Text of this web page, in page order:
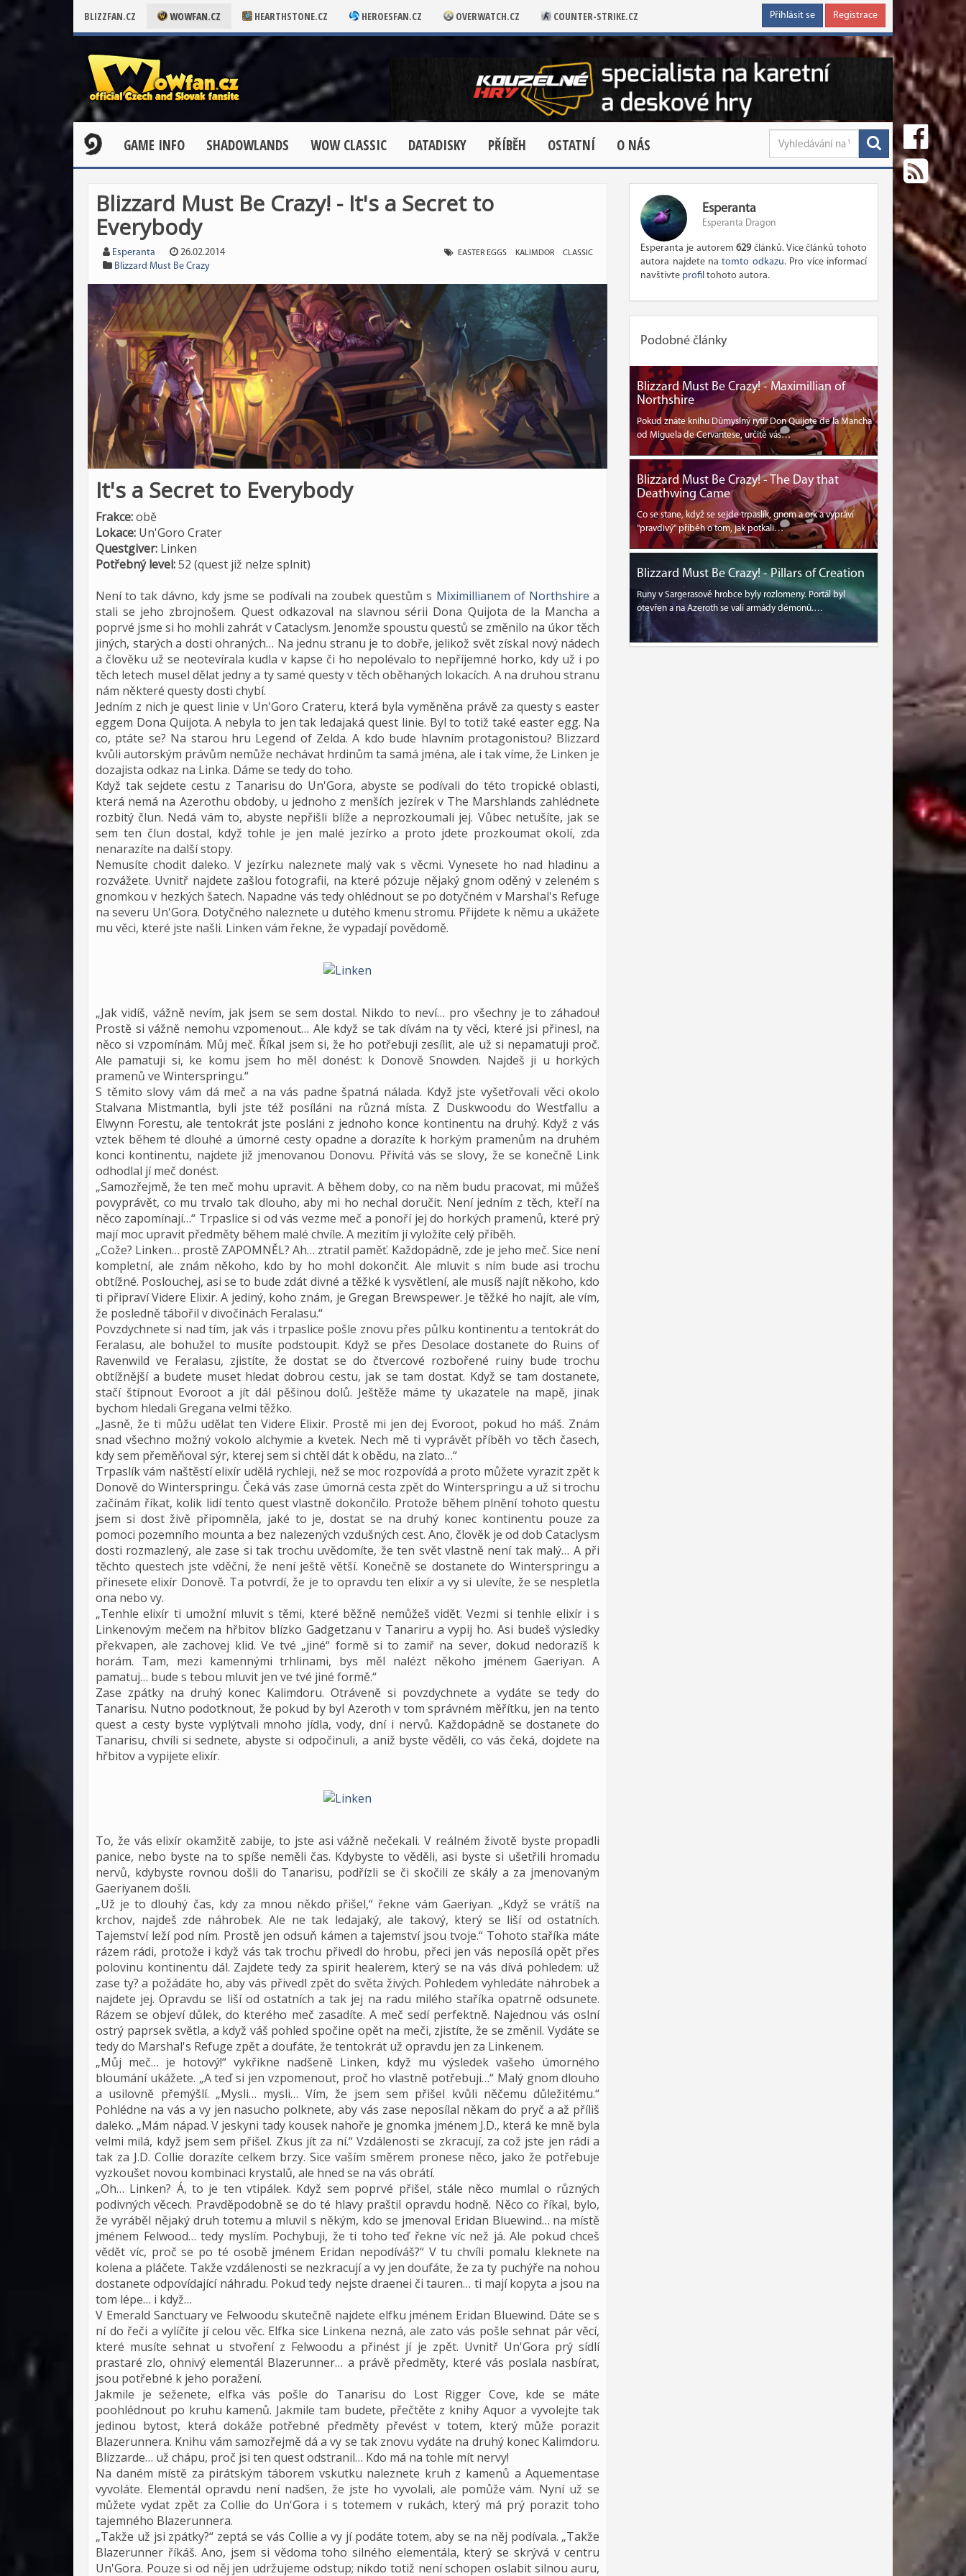
BLIZZFAN.CZ WOWFAN.CZ HEARTHSTONE.CZ HEROESFAN.CZ OVERWATCH.CZ COUNTER-STRIKE.CZ Přihlásit se Registrace
GAME INFO SHADOWLANDS WOW CLASSIC DATADISKY PŘÍBĚH OSTATNÍ O NÁS
Blizzard Must Be Crazy! - It's a Secret to
Everybody
Esperanta
26.02.2014
Blizzard Must Be Crazy
EASTER EGGS KALIMDOR CLASSIC
It's a Secret to Everybody
Frakce:obě
Lokace: Un'Goro Crater
Questgiver: Linken
Potřebný level:52 (quest již nelze splnit)
Není to tak dávno, kdy jsme se podívali na zoubek questům s Miximillianem of Northshire a
stali se jeho zbrojnošem. Quest odkazoval na slavnou sérii Dona Quijota de la Mancha a
poprvé jsme si ho mohli zahrát v Cataclysm. Jenomže spoustu questů se změnilo na úkor těch
jiných, starých a dosti ohraných… Na jednu stranu je to dobře, jelikož svět získal nový nádech
a člověku už se neotevírala kudla v kapse či ho nepolévalo to nepříjemné horko, kdy už i po
těch letech musel dělat jedny a ty samé questy v těch oběhaných lokacích. A na druhou stranu
nám některé questy dosti chybí.
Jedním z nich je quest linie v Un'Goro Crateru, která byla vyměněna právě za questy s easter
eggem Dona Quijota. A nebyla to jen tak ledajaká quest linie. Byl to totiž také easter egg. Na
co, ptáte se? Na starou hru Legend of Zelda. A kdo bude hlavním protagonistou? Blizzard
kvůli autorským právům nemůže nechávat hrdinům ta samá jména, ale i tak víme, že Linken je
dozajista odkaz na Linka. Dáme se tedy do toho.
Když tak sejdete cestu z Tanarisu do Un'Gora, abyste se podívali do této tropické oblasti,
která nemá na Azerothu obdoby, u jednoho z menších jezírek v The Marshlands zahlédnete
rozbitý člun. Nedá vám to, abyste nepřišli blíže a neprozkoumali jej. Vůbec netušíte, jak se
sem ten člun dostal, když tohle je jen malé jezírko a proto jdete prozkoumat okolí, zda
nenarazíte na další stopy.
Nemusíte chodit daleko. V jezírku naleznete malý vak s věcmi. Vynesete ho nad hladinu a
rozvážete. Uvnitř najdete zašlou fotografii, na které pózuje nějaký gnom oděný v zeleném s
gnomkou v hezkých šatech. Napadne vás tedy ohlédnout se po dotyčném v Marshal's Refuge
na severu Un'Gora. Dotyčného naleznete u dutého kmenu stromu. Přijdete k němu a ukážete
mu věci, které jste našli. Linken vám řekne, že vypadají povědomě.
„Jak vidíš, vážně nevím, jak jsem se sem dostal. Nikdo to neví… pro všechny je to záhadou!
Prostě si vážně nemohu vzpomenout… Ale když se tak dívám na ty věci, které jsi přinesl, na
něco si vzpomínám. Můj meč. Říkal jsem si, že ho potřebuji zesílit, ale už si nepamatuji proč.
Ale pamatuji si, ke komu jsem ho měl donést: k Donově Snowden. Najdeš ji u horkých
pramenů ve Winterspringu.“
S těmito slovy vám dá meč a na vás padne špatná nálada. Když jste vyšetřovali věci okolo
Stalvana Mistmantla, byli jste též posíláni na různá místa. Z Duskwoodu do Westfallu a
Elwynn Forestu, ale tentokrát jste posláni z jednoho konce kontinentu na druhý. Když z vás
vztek během té dlouhé a úmorné cesty opadne a dorazíte k horkým pramenům na druhém
konci kontinentu, najdete již jmenovanou Donovu. Přivítá vás se slovy, že se konečně Link
odhodlal jí meč donést.
„Samozřejmě, že ten meč mohu upravit. A během doby, co na něm budu pracovat, mi můžeš
povyprávět, co mu trvalo tak dlouho, aby mi ho nechal doručit. Není jedním z těch, kteří na
něco zapomínají…“ Trpaslice si od vás vezme meč a ponoří jej do horkých pramenů, které prý
mají moc upravit předměty během malé chvíle. A mezitím jí vyložíte celý příběh.
„Cože? Linken… prostě ZAPOMNĚL? Ah… ztratil paměť. Každopádně, zde je jeho meč. Sice není
kompletní, ale znám někoho, kdo by ho mohl dokončit. Ale mluvit s ním bude asi trochu
obtížné. Poslouchej, asi se to bude zdát divné a těžké k vysvětlení, ale musíš najít někoho, kdo
ti připraví Videre Elixir. A jediný, koho znám, je Gregan Brewspewer. Je těžké ho najít, ale vím,
že posledně tábořil v divočinách Feralasu.“
Povzdychnete si nad tím, jak vás i trpaslice pošle znovu přes půlku kontinentu a tentokrát do
Feralasu, ale bohužel to musíte podstoupit. Když se přes Desolace dostanete do Ruins of
Ravenwild ve Feralasu, zjistíte, že dostat se do čtvercové rozbořené ruiny bude trochu
obtížnější a budete muset hledat dobrou cestu, jak se tam dostat. Když se tam dostanete,
stačí štípnout Evoroot a jít dál pěšinou dolů. Ještěže máme ty ukazatele na mapě, jinak
bychom hledali Gregana velmi těžko.
„Jasně, že ti můžu udělat ten Videre Elixir. Prostě mi jen dej Evoroot, pokud ho máš. Znám
snad všechno možný vokolo alchymie a kvetek. Nech mě ti vyprávět příběh vo těch časech,
kdy sem přeměňoval sýr, kterej sem si chtěl dát k obědu, na zlato…“
Trpaslík vám naštěstí elixír udělá rychleji, než se moc rozpovídá a proto můžete vyrazit zpět k
Donově do Winterspringu. Čeká vás zase úmorná cesta zpět do Winterspringu a už si trochu
začínám říkat, kolik lidí tento quest vlastně dokončilo. Protože během plnění tohoto questu
jsem si dost živě připomněla, jaké to je, dostat se na druhý konec kontinentu pouze za
pomoci pozemního mounta a bez nalezených vzdušných cest. Ano, člověk je od dob Cataclysm
dosti rozmazlený, ale zase si tak trochu uvědomíte, že ten svět vlastně není tak malý… A při
těchto questech jste vděční, že není ještě větší. Konečně se dostanete do Winterspringu a
přinesete elixír Donově. Ta potvrdí, že je to opravdu ten elixír a vy si ulevíte, že se nespletla
ona nebo vy.
„Tenhle elixír ti umožní mluvit s těmi, které běžně nemůžeš vidět. Vezmi si tenhle elixír i s
Linkenovým mečem na hřbitov blízko Gadgetzanu v Tanariru a vypij ho. Asi budeš výsledky
překvapen, ale zachovej klid. Ve tvé „jiné“ formě si to zamiř na sever, dokud nedorazíš k
horám. Tam, mezi kamennými trhlinami, bys měl nalézt někoho jménem Gaeriyan. A
pamatuj… bude s tebou mluvit jen ve tvé jiné formě.“
Zase zpátky na druhý konec Kalimdoru. Otráveně si povzdychnete a vydáte se tedy do
Tanarisu. Nutno podotknout, že pokud by byl Azeroth v tom správném měřítku, jen na tento
quest a cesty byste vyplýtvali mnoho jídla, vody, dní i nervů. Každopádně se dostanete do
Tanarisu, chvíli si sednete, abyste si odpočinuli, a aniž byste věděli, co vás čeká, dojdete na
hřbitov a vypijete elixír.
To, že vás elixír okamžitě zabije, to jste asi vážně nečekali. V reálném životě byste propadli
panice, nebo byste na to spíše neměli čas. Kdybyste to věděli, asi byste si ušetřili hromadu
nervů, kdybyste rovnou došli do Tanarisu, podřízli se či skočili ze skály a za jmenovaným
Gaeriyanem došli.
„Už je to dlouhý čas, kdy za mnou někdo přišel,“ řekne vám Gaeriyan. „Když se vrátíš na
krchov, najdeš zde náhrobek. Ale ne tak ledajaký, ale takový, který se liší od ostatních.
Tajemství leží pod ním. Prostě jen odsuň kámen a tajemství jsou tvoje.“ Tohoto staříka máte
rázem rádi, protože i když vás tak trochu přivedl do hrobu, přeci jen vás neposílá opět přes
polovinu kontinentu dál. Zajdete tedy za spirit healerem, který se na vás dívá pohledem: už
zase ty? a požádáte ho, aby vás přivedl zpět do světa živých. Pohledem vyhledáte náhrobek a
najdete jej. Opravdu se liší od ostatních a tak jej na radu milého staříka opatrně odsunete.
Rázem se objeví důlek, do kterého meč zasadíte. A meč sedí perfektně. Najednou vás oslní
ostrý paprsek světla, a když váš pohled spočine opět na meči, zjistíte, že se změnil. Vydáte se
tedy do Marshal's Refuge zpět a doufáte, že tentokrát už opravdu jen za Linkenem.
„Můj meč… je hotový!“ vykřikne nadšeně Linken, když mu výsledek vašeho úmorného
bloumání ukážete. „A teď si jen vzpomenout, proč ho vlastně potřebuji…“ Malý gnom dlouho
a usilovně přemýšlí. „Mysli… mysli… Vím, že jsem sem přišel kvůli něčemu důležitému.“
Pohlédne na vás a vy jen nasucho polknete, aby vás zase neposílal někam do pryč a až příliš
daleko. „Mám nápad. V jeskyni tady kousek nahoře je gnomka jménem J.D., která ke mně byla
velmi milá, když jsem sem přišel. Zkus jít za ní.“ Vzdálenosti se zkracují, za což jste jen rádi a
tak za J.D. Collie dorazíte celkem brzy. Sice vaším směrem pronese něco, jako že potřebuje
vyzkoušet novou kombinaci krystalů, ale hned se na vás obrátí.
„Oh… Linken? Á, to je ten vtipálek. Když sem poprvé přišel, stále něco mumlal o různých
podivných věcech. Pravděpodobně se do té hlavy praštil opravdu hodně. Něco co říkal, bylo,
že vyráběl nějaký druh totemu a mluvil s někým, kdo se jmenoval Eridan Bluewind… na místě
jménem Felwood… tedy myslím. Pochybuji, že ti toho teď řekne víc než já. Ale pokud chceš
vědět víc, proč se po té osobě jménem Eridan nepodíváš?“ V tu chvíli pomalu kleknete na
kolena a pláčete. Takže vzdálenosti se nezkracují a vy jen doufáte, že za ty puchýře na nohou
dostanete odpovídající náhradu. Pokud tedy nejste draenei či tauren… ti mají kopyta a jsou na
tom lépe… i když…
V Emerald Sanctuary ve Felwoodu skutečně najdete elfku jménem Eridan Bluewind. Dáte se s
ní do řeči a vylíčíte jí celou věc. Elfka sice Linkena nezná, ale zato vás pošle sehnat pár věcí,
které musíte sehnat u stvoření z Felwoodu a přinést jí je zpět. Uvnitř Un'Gora prý sídlí
prastaré zlo, ohnivý elementál Blazerunner… a právě předměty, které vás poslala nasbírat,
jsou potřebné k jeho poražení.
Jakmile je seženete, elfka vás pošle do Tanarisu do Lost Rigger Cove, kde se máte
poohlédnout po kruhu kamenů. Jakmile tam budete, přečtěte z knihy Aquor a vyvolejte tak
jedinou bytost, která dokáže potřebné předměty převést v totem, který může porazit
Blazerunnera. Knihu vám samozřejmě dá a vy se tak znovu vydáte na druhý konec Kalimdoru.
Blizzarde… už chápu, proč jsi ten quest odstranil… Kdo má na tohle mít nervy!
Na daném místě za pirátským táborem vskutku naleznete kruh z kamenů a Aquementase
vyvoláte. Elementál opravdu není nadšen, že jste ho vyvolali, ale pomůže vám. Nyní už se
můžete vydat zpět za Collie do Un'Gora i s totemem v rukách, který má prý porazit toho
tajemného Blazerunnera.
„Takže už jsi zpátky?“ zeptá se vás Collie a vy jí podáte totem, aby se na něj podívala. „Takže
Blazerunner říkáš. Ano, jsem si vědoma toho silného elementála, který se skrývá v centru
Un'Gora. Pouze si od něj jen udržujeme odstup; nikdo totiž není schopen oslabit silnou auru,
Esperanta
Esperanta Dragon
Esperanta je autorem629článků. Více článků tohoto
autora najdete natomto odkazu. Pro více informací
navštivte profil tohoto autora.
Podobné články
Blizzard Must Be Crazy! - Maximillian of
Northshire
Pokud znáte knihu Důmyslný rytíř Don Quijote de la Mancha
od Miguela de Cervantese, určitě vás…
Blizzard Must Be Crazy! - The Day that
Deathwing Came
Co se stane, když se sejde trpaslík, gnom a ork a vypráví
"pravdivý" příběh o tom, jak potkali…
Blizzard Must Be Crazy! - Pillars of Creation
Runy v Sargerasově hrobce byly rozlomeny. Portál byl
otevřen a na Azeroth se valí armády démonů.…